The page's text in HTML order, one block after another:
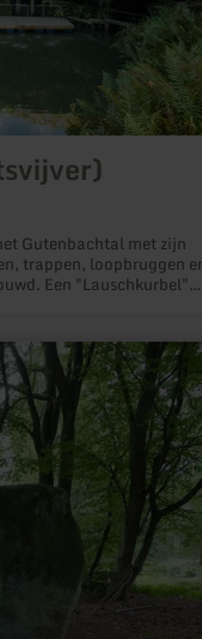
Gutenbachtal met zijn
trappen, loopbruggen
Een "Lauschkurbel"